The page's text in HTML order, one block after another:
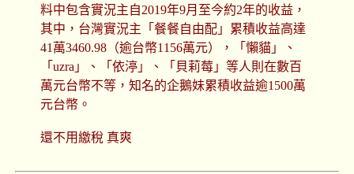
料中包含實況主自2019年9月至今約2年的收益，
其中，台灣實況主「餐餐自由配」累積收益高達
41萬3460.98（逾台幣1156萬元），「懶貓」、
「uzra」、「依渟」、「貝莉莓」等人則在數百
萬元台幣不等，知名的企鵝妹累積收益逾1500萬
元台幣。
還不用繳稅 真爽